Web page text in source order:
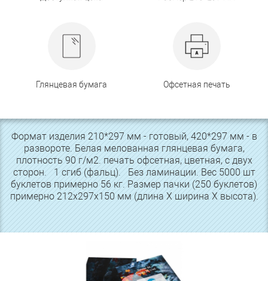
Глянцевая бумага Офсетная печать
Формат изделия 210*297 мм - готовый, 420*297 мм - в
развороте. Белая мелованная глянцевая бумага,
плотность 90 г/м2. печать офсетная, цветная, с двух
сторон. 1 сгиб (фальц). Без ламинации. Вес 5000 шт
буклетов примерно 56 кг. Размер пачки (250 буклетов)
примерно 212х297х150 мм (длина Х ширина Х высота).